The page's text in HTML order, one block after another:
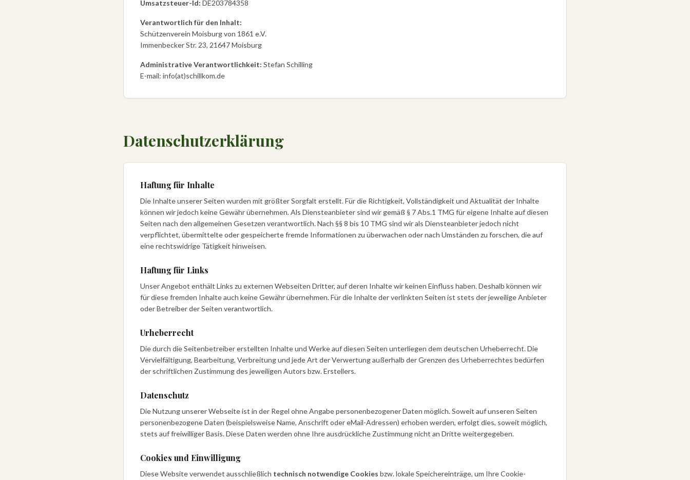
Umsatzsteuer-Id: DE203784358
Verantwortlich für den Inhalt:
Schützenverein Moisburg von 1861 e.V.
Immenbecker Str. 23, 21647 Moisburg
Administrative Verantwortlichkeit: Stefan Schilling
E-mail: info(at)schillkom.de
Datenschutzerklärung
Haftung für Inhalte
Die Inhalte unserer Seiten wurden mit größter Sorgfalt erstellt. Für die Richtigkeit, Vollständigkeit und Aktualität der Inhalte
können wir jedoch keine Gewähr übernehmen. Als Diensteanbieter sind wir gemäß § 7 Abs.1 TMG für eigene Inhalte auf diesen
Seiten nach den allgemeinen Gesetzen verantwortlich. Nach §§ 8 bis 10 TMG sind wir als Diensteanbieter jedoch nicht
verpflichtet, übermittelte oder gespeicherte fremde Informationen zu überwachen oder nach Umständen zu forschen, die auf
eine rechtswidrige Tätigkeit hinweisen.
Haftung für Links
Unser Angebot enthält Links zu externen Webseiten Dritter, auf deren Inhalte wir keinen Einfluss haben. Deshalb können wir
für diese fremden Inhalte auch keine Gewähr übernehmen. Für die Inhalte der verlinkten Seiten ist stets der jeweilige Anbieter
oder Betreiber der Seiten verantwortlich.
Urheberrecht
Die durch die Seitenbetreiber erstellten Inhalte und Werke auf diesen Seiten unterliegen dem deutschen Urheberrecht. Die
Vervielfältigung, Bearbeitung, Verbreitung und jede Art der Verwertung außerhalb der Grenzen des Urheberrechtes bedürfen
der schriftlichen Zustimmung des jeweiligen Autors bzw. Erstellers.
Datenschutz
Die Nutzung unserer Webseite ist in der Regel ohne Angabe personenbezogener Daten möglich. Soweit auf unseren Seiten
personenbezogene Daten (beispielsweise Name, Anschrift oder eMail-Adressen) erhoben werden, erfolgt dies, soweit möglich,
stets auf freiwilliger Basis. Diese Daten werden ohne Ihre ausdrückliche Zustimmung nicht an Dritte weitergegeben.
Cookies und Einwilligung
Diese Website verwendet ausschließlich technisch notwendige Cookies bzw. lokale Speichereinträge, um Ihre Cookie-